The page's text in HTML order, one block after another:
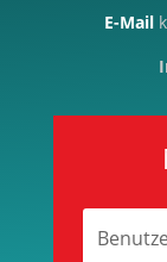
E-Mail